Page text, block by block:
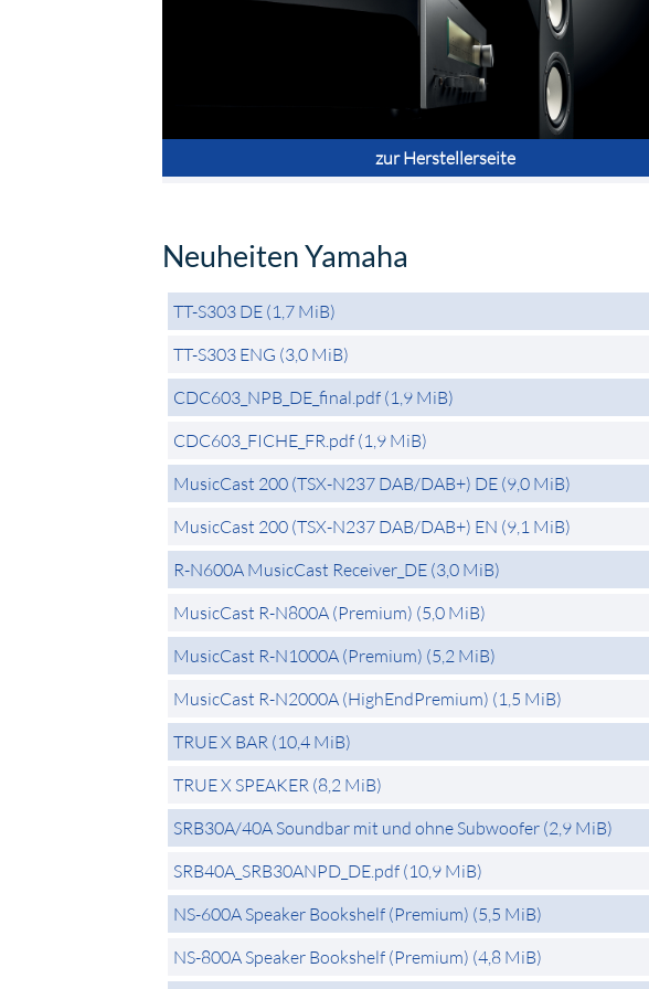
zur Herstellerseite
Neuheiten Yamaha
TT-S303 DE (1,7 MiB)
TT-S303 ENG (3,0 MiB)
CDC603_NPB_DE_final.pdf (1,9 MiB)
CDC603_FICHE_FR.pdf (1,9 MiB)
MusicCast 200 (TSX-N237 DAB/DAB+) DE (9,0 MiB)
MusicCast 200 (TSX-N237 DAB/DAB+) EN (9,1 MiB)
R-N600A MusicCast Receiver_DE (3,0 MiB)
MusicCast R-N800A (Premium) (5,0 MiB)
MusicCast R-N1000A (Premium) (5,2 MiB)
MusicCast R-N2000A (HighEndPremium) (1,5 MiB)
TRUE X BAR (10,4 MiB)
TRUE X SPEAKER (8,2 MiB)
SRB30A/40A Soundbar mit und ohne Subwoofer (2,9 MiB)
SRB40A_SRB30ANPD_DE.pdf (10,9 MiB)
NS-600A Speaker Bookshelf (Premium) (5,5 MiB)
NS-800A Speaker Bookshelf (Premium) (4,8 MiB)